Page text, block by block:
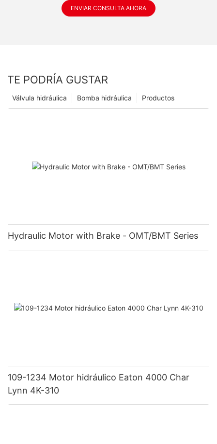
ENVIAR CONSULTA AHORA
TE PODRÍA GUSTAR
Productos
Bomba hidráulica
Válvula hidráulica
Hydraulic Motor with Brake - OMT/BMT Series
109-1234 Motor hidráulico Eaton 4000 Char
Lynn 4K-310